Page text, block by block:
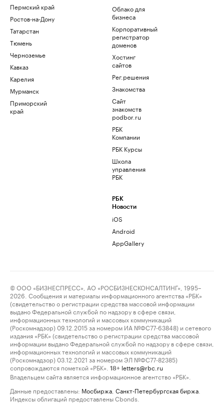
Пермский край
Ростов-на-Дону
Татарстан
Тюмень
Черноземье
Кавказ
Карелия
Мурманск
Приморский
край
Облако для
бизнеса
Корпоративный
регистратор
доменов
Хостинг
сайтов
Рег.решения
Знакомства
Сайт
знакомств
podbor.ru
РБК
Компании
РБК Курсы
Школа
управления
РБК
РБК
Новости
iOS
Android
AppGallery
© ООО «БИЗНЕСПРЕСС», АО «РОСБИЗНЕСКОНСАЛТИНГ», 1995–
2026. Сообщения и материалы информационного агентства «РБК»
(свидетельство о регистрации средства массовой информации
выдано Федеральной службой по надзору в сфере связи,
информационных технологий и массовых коммуникаций
(Роскомнадзор) 09.12.2015 за номером ИА №ФС77-63848) и сетевого
издания «РБК» (свидетельство о регистрации средства массовой
информации выдано Федеральной службой по надзору в сфере связи,
информационных технологий и массовых коммуникаций
(Роскомнадзор) 03.12.2021 за номером ЭЛ №ФС77-82385)
сопровождаются пометкой «РБК».
18+ letters@rbc.ru
Владельцем сайта является информационное агентство «РБК».
Данные предоставлены: Мосбиржа Санкт-Петербургская биржа
Индексы облигаций предоставлены Cbonds.